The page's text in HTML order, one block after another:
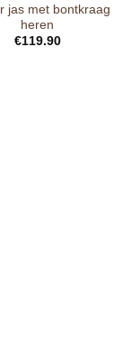
jas met bontkraag
heren
€119.90